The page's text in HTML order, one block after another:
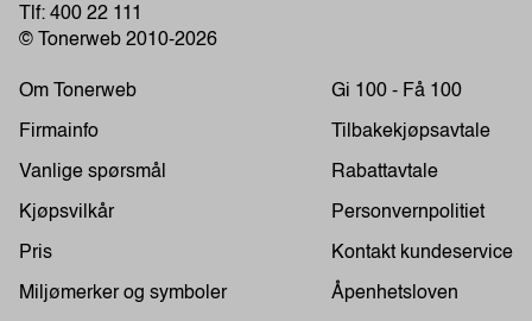
Tlf: 400 22 111
© Tonerweb 2010-2026
Om Tonerweb
Firmainfo
Vanlige spørsmål
Kjøpsvilkår
Pris
Miljømerker og symboler
Gi 100 - Få 100
Tilbakekjøpsavtale
Rabattavtale
Personvernpolitiet
Kontakt kundeservice
Åpenhetsloven